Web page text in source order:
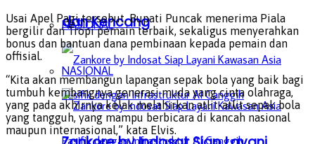
NASIONAL
dan Kencang
NASIONAL
Usai Apel Pagi tersebut, Bupati Puncak menerima Piala
bergilir dan Tropi pemain terbaik, sekaligus menyerahkan
bonus dan bantuan dana pembinaan kepada pemain dan
offisial.
“Kita akan membangun lapangan sepak bola yang baik bagi
tumbuh kembangnya generasi muda yang cinta olahraga,
yang pada akhirnya kelak melahirkan atlit-atlit sepak bola
yang tangguh, yang mampu berbicara di kancah nasional
maupun internasional,” kata Elvis.